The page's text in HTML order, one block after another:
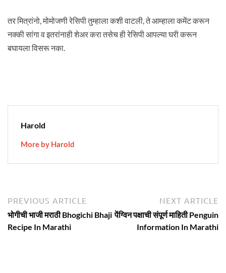
तर मित्रांनो, मोमोजणी रेसिपी तुम्हाला कशी वाटली, ते आम्हाला कमेंट करून
नक्की सांगा व इतरांनाही शेअर करा तसेच ही रेसिपी आपल्या घरी करून
बघायला विसरू नका.
Harold
More by Harold
Post
navigation
PREVIOUS ARTICLE
article:
भोगीची भाजी मराठी Bhogichi Bhaji
Recipe In Marathi
NEXT ARTICLE
पेंग्विन पक्षाची संपूर्ण माहिती Penguin
Information In Marathi